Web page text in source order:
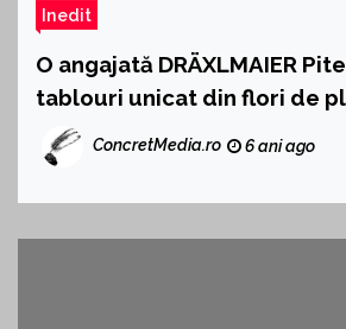
Inedit
O angajată DRÄXLMAIER
tablouri unicat din flori de
ConcretMedia.ro 6 ani ago